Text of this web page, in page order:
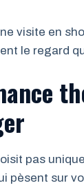
visite en
le regard
pas
pèsent sur